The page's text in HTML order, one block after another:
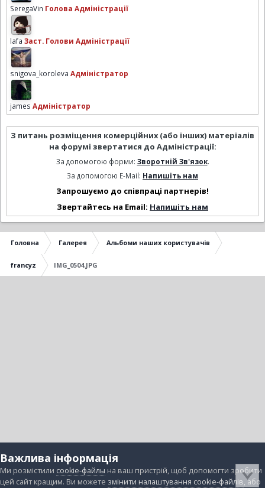
SeregaVin Голова Адміністрації
lafa Заст. Голови Адміністрації
snigova_koroleva Адміністратор
james Адміністратор
З питань розміщення комерційних (або інших) матеріалів
на форумі звертатися до Адміністрації:
За допомогою форми: Зворотній Зв'язок.
За допомогою E-Mail: Напишіть нам
Запрошуємо до співпраці партнерів!
Звертайтесь на Email: Напишіть нам
Головна Галерея Альбоми наших користувачів
francyz IMG_0504.JPG
Важлива інформація
Ми розмістили cookie-файлы на ваш пристрій, щоб допомогти зробити
цей сайт кращим. Ви можете змінити налаштування cookie-файлів, або